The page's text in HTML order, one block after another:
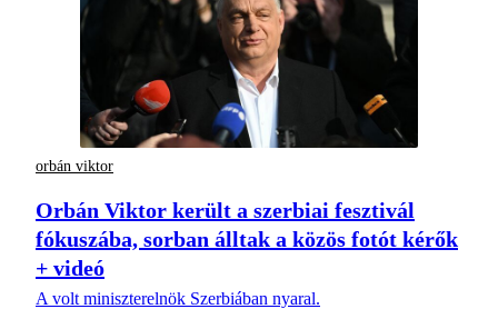
orbán viktor
Orbán Viktor került a szerbiai fesztivál
fókuszába, sorban álltak a közös fotót kérők
+ videó
A volt miniszterelnök Szerbiában nyaral.